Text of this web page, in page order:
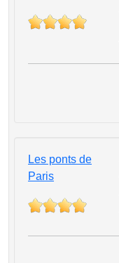
Les ponts de
Paris